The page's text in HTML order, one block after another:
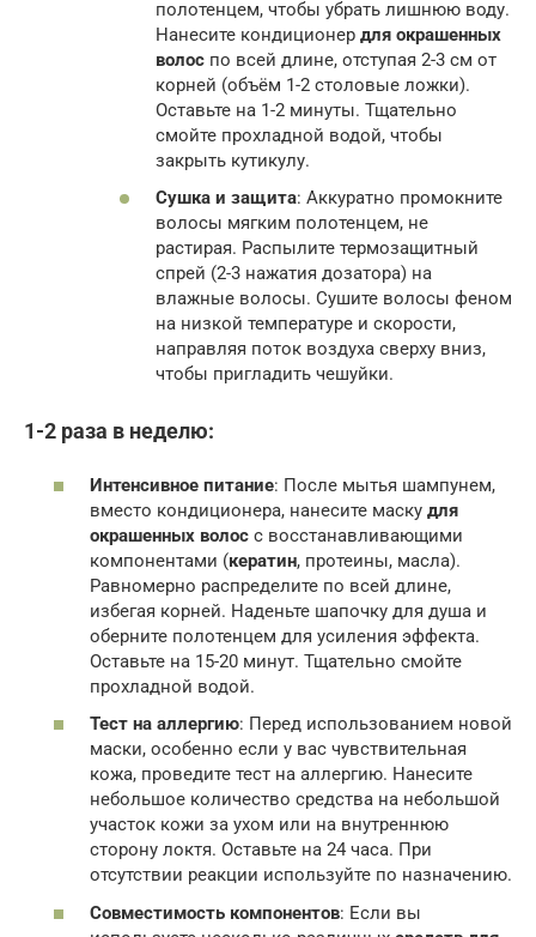
полотенцем, чтобы убрать лишнюю воду.
Нанесите кондиционер для окрашенных
волос по всей длине, отступая 2-3 см от
корней (объём 1-2 столовые ложки).
Оставьте на 1-2 минуты. Тщательно
смойте прохладной водой, чтобы
закрыть кутикулу.
Сушка и защита: Аккуратно промокните
волосы мягким полотенцем, не
растирая. Распылите термозащитный
спрей (2-3 нажатия дозатора) на
влажные волосы. Сушите волосы феном
на низкой температуре и скорости,
направляя поток воздуха сверху вниз,
чтобы пригладить чешуйки.
1-2 раза в неделю:
Интенсивное питание: После мытья шампунем,
вместо кондиционера, нанесите маску для
окрашенных волос с восстанавливающими
компонентами (кератин, протеины, масла).
Равномерно распределите по всей длине,
избегая корней. Наденьте шапочку для душа и
оберните полотенцем для усиления эффекта.
Оставьте на 15-20 минут. Тщательно смойте
прохладной водой.
Тест на аллергию: Перед использованием новой
маски, особенно если у вас чувствительная
кожа, проведите тест на аллергию. Нанесите
небольшое количество средства на небольшой
участок кожи за ухом или на внутреннюю
сторону локтя. Оставьте на 24 часа. При
отсутствии реакции используйте по назначению.
Совместимость компонентов: Если вы